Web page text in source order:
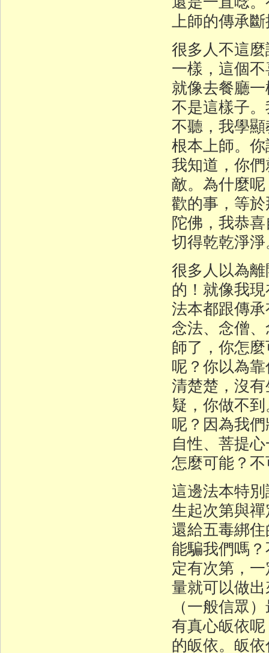
上師的傳承
很多人不這
一樣，這個
就像去餐廳
不是這樣子
不聽，我學
根本上師。
我知道，你
敵。為什麼
歡的事，等
陀佛，我恭
切得乾乾淨
很多人以為
的！就像我
法本都跟傳
念法、念僧
師了，你怎
呢？你以為
清楚楚，沒
疑，你做不
呢？因為我
自性、菩提
怎麼可能？
這邊法本特
生起次第與
還給五毒綁
能騙我們嗎
定有次第，
量就可以做
（一般信眾
有真心皈依
的皈依。皈